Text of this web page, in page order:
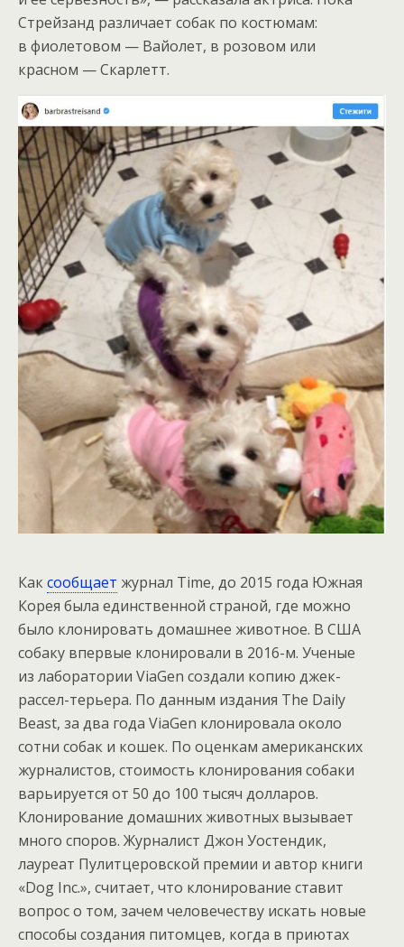
Стрейзанд различает собак по костюмам:
в фиолетовом — Вайолет, в розовом или
красном — Скарлетт.
Каксообщает журнал Time, до 2015 года Южная
Корея была единственной страной, где можно
было клонировать домашнее животное. В США
собаку впервые клонировали в 2016-м. Ученые
из лаборатории ViaGen создали копию джек-
рассел-терьера. По данным издания The Daily
Beast, за два года ViaGen клонировала около
сотни собак и кошек. По оценкам американских
журналистов, стоимость клонирования собаки
варьируется от 50 до 100 тысяч долларов.
Клонирование домашних животных вызывает
много споров. Журналист Джон Уостендик,
лауреат Пулитцеровской премии и автор книги
«Dog Inc.», считает, что клонирование ставит
вопрос о том, зачем человечеству искать новые
способы создания питомцев, когда в приютах